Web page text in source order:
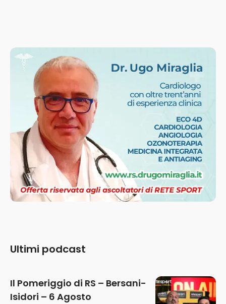
Ultimi podcast
Il Pomeriggio di RS – Bersani-
Isidori – 6 Agosto